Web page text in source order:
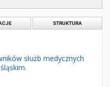
STRUKTURA
służb medycznych